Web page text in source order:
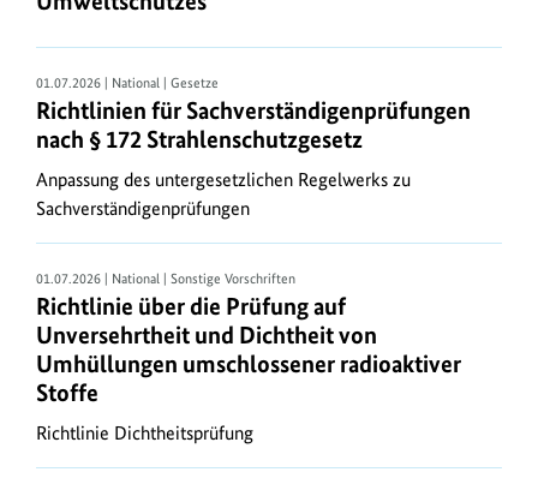
Aktualitätendienst
.
Das
gesamte
aktuelle
Bundesrecht
steht
bei
JURIS
kostenlos
bereit.
Dort
01.07.2026 | National | Gesetze
Richtlinien für Sachverständigenprüfungen
nach § 172 Strahlenschutzgesetz
Anpassung des untergesetzlichen Regelwerks zu
Sachverständigenprüfungen
01.07.2026 | National | Sonstige Vorschriften
Richtlinie über die Prüfung auf
Unversehrtheit und Dichtheit von
Umhüllungen umschlossener radioaktiver
Stoffe
Richtlinie Dichtheitsprüfung